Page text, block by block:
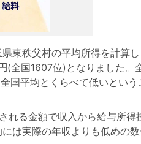
東秩父村の平均所得を計算
(全国1607位)となりました。
国平均とくらべて低いという
る金額で収入から給与所得
は実際の年収よりも低めの数